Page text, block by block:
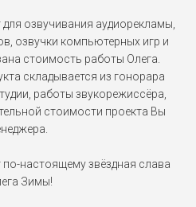
озвучивания аудиорекламы,
озвучки компьютерных игр и
стоимость работы Олега.
складывается из гонорара
работы звукорежиссёра,
стоимости проекта Вы
настоящему звёздная слава
Зимы!